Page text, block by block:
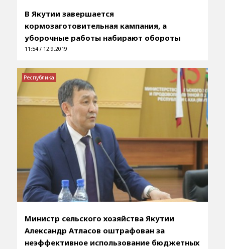
В Якутии завершается
кормозаготовительная кампания, а
уборочные работы набирают обороты
11:54 / 12.9.2019
Министр сельского хозяйства Якутии
Александр Атласов оштрафован за
неэффективное использование бюджетных
Республика